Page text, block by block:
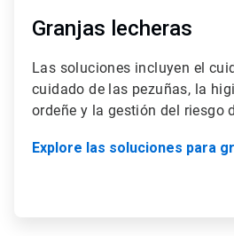
Granjas lecheras
Las soluciones incluyen el
cuidado de las pezuñas, la
ordeñe y la gestión del riesgo
Explore las soluciones para